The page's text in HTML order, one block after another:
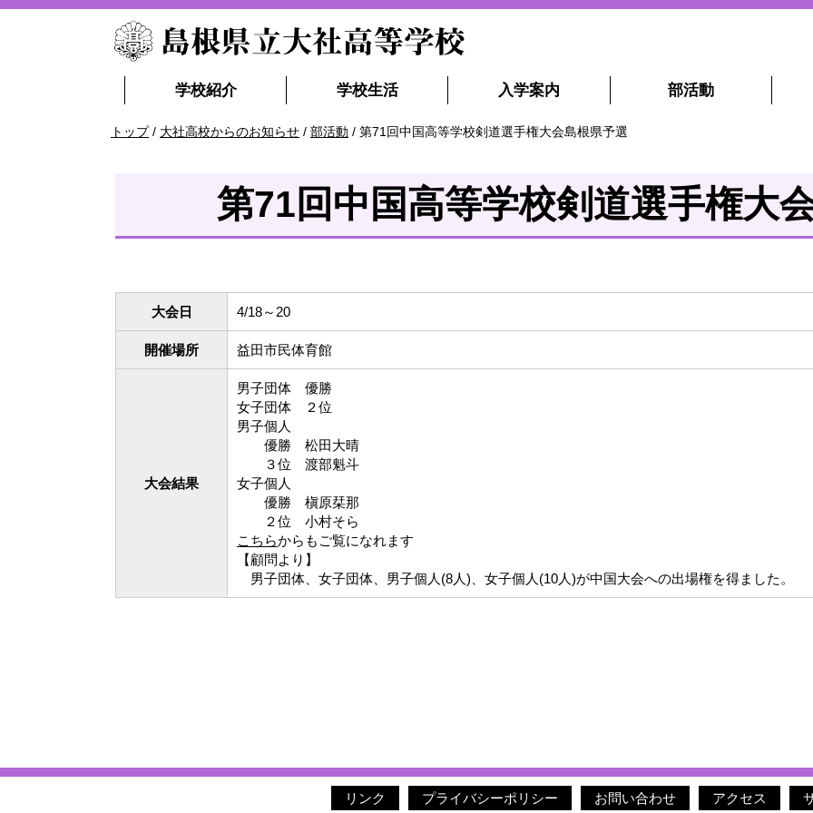
学校紹介 学校生活 入学案内 部活動
現
トップ/ 大社高校からのお知らせ / 部活動 / 第71回中国高等学校剣道選手権大会島根県予選
第71回中国高等学校剣道選手権大
大会日 4/18～20
開催場所 益田市民体育館
大会結果
男子団体 優勝
女子団体 ２位
男子個人
優勝 松田大晴
３位 渡部魁斗
女子個人
優勝 槇原栞那
２位 小村そら
こちらからもご覧になれます
【顧問より】
男子団体、女子団体、男子個人(8人)、女子個人(10人)が中国大会への出場権を得ました。
リンク プライバシーポリシー お問い合わせ アクセス